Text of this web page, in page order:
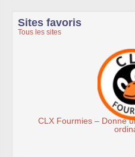
Sites favoris
Tous les sites
seconde chance à ton